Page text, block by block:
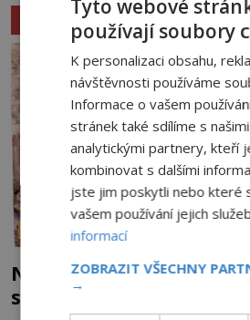
Související články
PARANORMÁLNÍ JEVY
Nešťastný duch oběšené
studentky
Tyto webové
používají soubory
K personalizaci obsahu,
návštěvnosti používáme
Informace o vašem
stránek také sdílíme s
analytickými partnery, kteří
kombinovat s dalšími
jste jim poskytli nebo které
vašem používání jejich
informací
ZOBRAZIT VŠECHNY
→